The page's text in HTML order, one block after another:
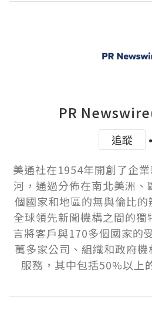
PR
追蹤
美通社在1954年開創了企
河，通過分佈在南北美洲
個國家和地區的無與倫比
全球領先新聞機構之間的
言將客戶與170多個國家的
萬多家公司、組織和政府
服務，其中包括50%以上